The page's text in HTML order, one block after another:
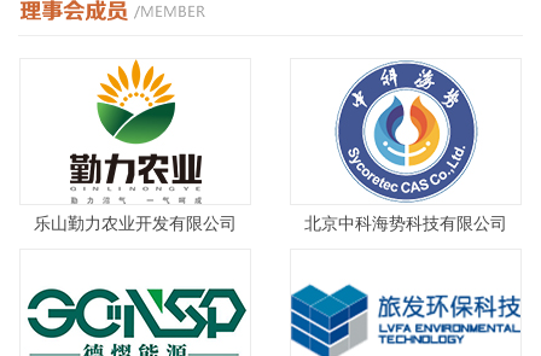
乐山勤力农业开发有限公司 北京中科海势科技有限公司